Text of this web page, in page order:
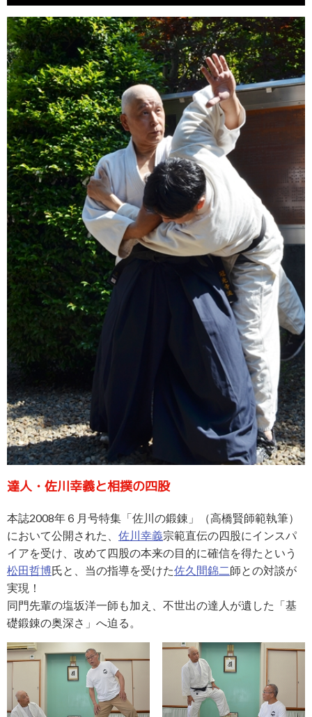
達人・佐川幸義と相撲の四股
本誌2008年６月号特集「佐川の鍛錬」（高橋賢師範執筆）
において公開された、 佐川幸義宗範直伝の四股にインスパ
イアを受け、改めて四股の本来の目的に確信を得たという
松田哲博氏と、当の指導を受けた佐久間錦二師との対談が
実現！
同門先輩の塩坂洋一師も加え、不世出の達人が遺した「基
礎鍛錬の奥深さ」へ迫る。